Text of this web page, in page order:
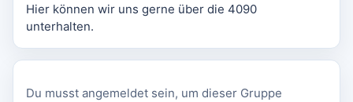
Hier können wir uns gerne über die 4090
unterhalten.
Du musst angemeldet sein, um dieser Gruppe